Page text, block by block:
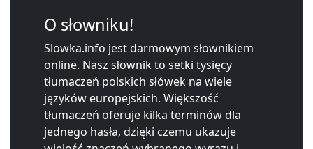
O słowniku!
Slowka.info jest darmowym słownikiem
online. Nasz słownik to setki tysięcy
tłumaczeń polskich słówek na wiele
języków europejskich. Większość
tłumaczeń oferuje kilka terminów dla
jednego hasła, dzięki czemu ukazuje